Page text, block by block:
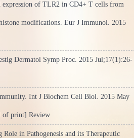
of TLR2 in CD4+ T cells from
modifications. Eur J Immunol. 2015
Dermatol Symp Proc. 2015 Jul;17(1):26-
Int J Biochem Cell Biol. 2015 May
of print] Review
in Pathogenesis and its Therapeutic